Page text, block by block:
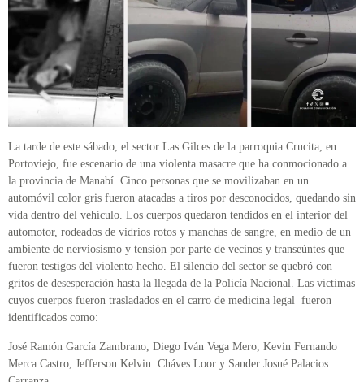
La tarde de este sábado, el sector Las Gilces de la parroquia Crucita, en
Portoviejo, fue escenario de una violenta masacre que ha conmocionado a
la provincia de Manabí. Cinco personas que se movilizaban en un
automóvil color gris fueron atacadas a tiros por desconocidos, quedando sin
vida dentro del vehículo. Los cuerpos quedaron tendidos en el interior del
automotor, rodeados de vidrios rotos y manchas de sangre, en medio de un
ambiente de nerviosismo y tensión por parte de vecinos y transeúntes que
fueron testigos del violento hecho. El silencio del sector se quebró con
gritos de desesperación hasta la llegada de la Policía Nacional. Las victimas
cuyos cuerpos fueron trasladados en el carro de medicina legal fueron
identificados como:
José Ramón García Zambrano, Diego Iván Vega Mero, Kevin Fernando
Merca Castro, Jefferson Kelvin Cháves Loor y Sander Josué Palacios